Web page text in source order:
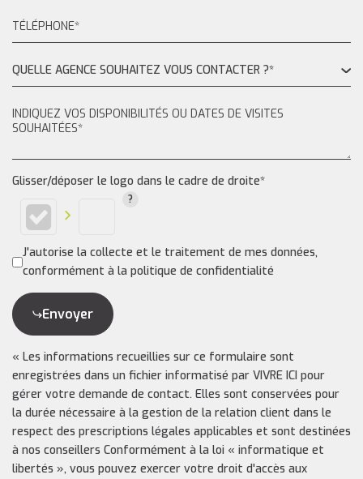
QUELLE AGENCE SOUHAITEZ VOUS CONTACTER ?*
Glisser/déposer le logo dans le cadre de droite*
J'autorise la collecte et le traitement de mes données,
conformément à la politique de confidentialité
Envoyer
« Les informations recueillies sur ce formulaire sont
enregistrées dans un fichier informatisé par VIVRE ICI pour
gérer votre demande de contact. Elles sont conservées pour
la durée nécessaire à la gestion de la relation client dans le
respect des prescriptions légales applicables et sont destinées
à nos conseillers Conformément à la loi « informatique et
libertés », vous pouvez exercer votre droit d'accès aux